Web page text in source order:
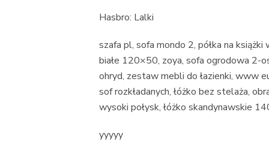
Hasbro: Lalki
szafa pl, sofa mondo 2, półka na
białe 120×50, zoya, sofa ogrodowa 2-
ohryd, zestaw mebli do łazienki, www
sof rozkładanych, łóżko bez stelaża,
wysoki połysk, łóżko skandynawskie
yyyyy